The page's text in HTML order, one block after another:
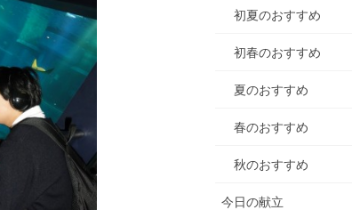
初夏のおすすめ
初春のおすすめ
夏のおすすめ
春のおすすめ
秋のおすすめ
今日の献立